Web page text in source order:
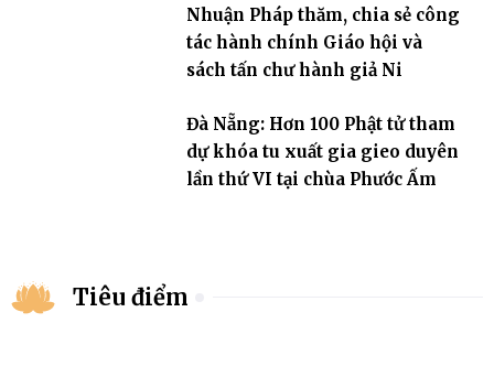
Nhuận Pháp thăm, chia sẻ công
tác hành chính Giáo hội và
sách tấn chư hành giả Ni
Đà Nẵng: Hơn 100 Phật tử tham
dự khóa tu xuất gia gieo duyên
lần thứ VI tại chùa Phước Ấm
Tiêu điểm